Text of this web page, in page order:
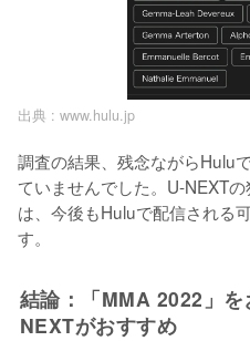
出典 : www.hulu.jp
調査の結果、残念ながらHulu
ていませんでした。U-NEXT
は、今後もHuluで配信される
す。
結論：「MMA 2022」
NEXTがおすすめ